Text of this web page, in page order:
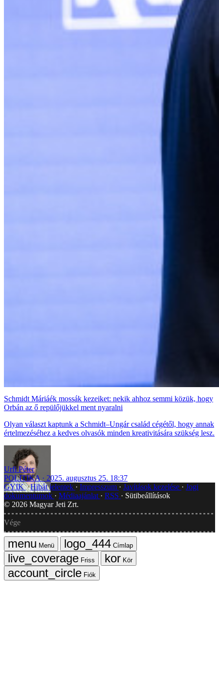
Schmidt Máriáék mossák kezeiket: nekik ahhoz semmi közük, hogy
Orbán az ő repülőjükkel ment nyaralni
Olyan választ kaptunk a Schmidt–Ungár család cégétől, hogy annak
értelmezéséhez a kedves olvasók minden kreativitására szükség lesz.
Urfi Péter
POLITIKA
2025. augusztus 25. 18:37
GYIK Hibát jelentek Impresszum Javítások kezelése
Jogi
dokumentumok
Médiaajánlat RSS
Sütibeállítások
© 2026 Magyar Jeti Zrt.
Vége
Menü
Címlap
Friss
Kör
Fiók